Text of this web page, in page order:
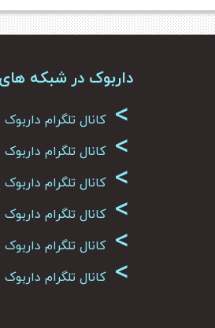
داربوک در شبکه
> کانال تلگرام
> کانال تلگرام
> کانال تلگرام
> کانال تلگرام
> کانال تلگرام
> کانال تلگرام